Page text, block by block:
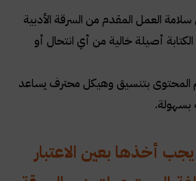
العمل المقدم من السرقة الأدبية
أصيلة خالية من أي انتحال أو
المحتوى بتنسيق وهيكل محترف يساعد
بسهولة.
أخذها بعين الاعتبار